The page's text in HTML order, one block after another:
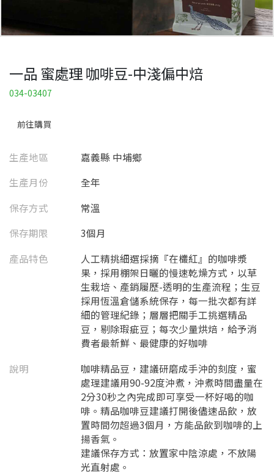
一品 蜜處理 咖啡豆-中淺偏中焙
034-03407
前往購買
生產地區
嘉義縣 中埔鄉
生產月份
全年
保存方式
常溫
保存期限
3個月
產品特色
人工精挑細選採摘『在欉紅』的咖啡漿
果，採用棚架日曬的慢速乾燥方式，以草
生栽培、產銷履歷-透明的生產流程；生豆
採用恆溫倉儲系統保存，每一批次都有詳
細的管理紀錄；層層把關手工挑選精品
豆，剔除瑕疵豆；每次少量烘焙，給予消
費者最新鮮、最健康的好咖啡
說明
咖啡精品豆，建議研磨成手沖的刻度，蜜
處理建議用90-92度沖煮，沖煮時間盡量在
2分30秒之內完成即可享受一杯好喝的咖
啡。精品咖啡豆建議打開後儘速品飲，放
置時間勿超過3個月，方能品飲到咖啡的上
揚香氣。
建議保存方式：放置家中陰涼處，不放陽
光直射處。